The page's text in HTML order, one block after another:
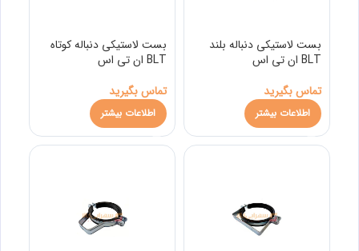
بست لاستیکی دنباله بلند
BLT ان تی اس
تماس بگیرید
اطلاعات بیشتر
بست لاستیکی دنباله کوتاه
BLT ان تی اس
تماس بگیرید
اطلاعات بیشتر